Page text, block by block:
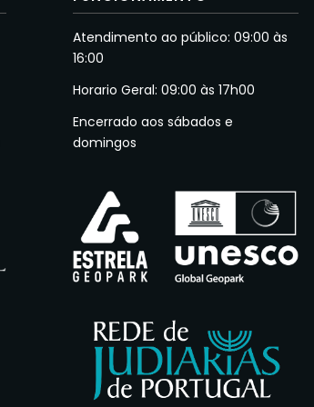
Atendimento ao público: 09:00 às
16:00
Horario Geral: 09:00 às 17h00
Encerrado aos sábados e
domingos